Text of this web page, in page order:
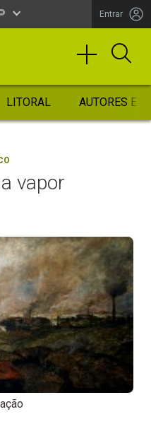
Entrar
LITORAL AUTORES
vapor